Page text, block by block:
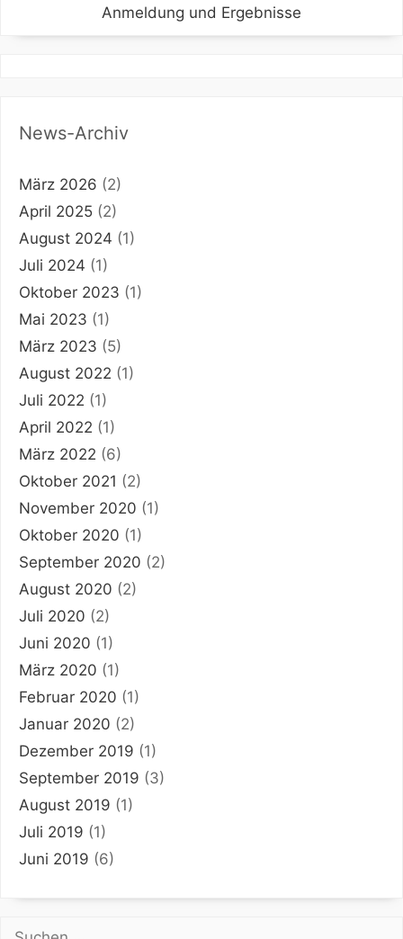
Anmeldung und Ergebnisse
News-Archiv
März 2026 (2)
April 2025 (2)
August 2024 (1)
Juli 2024 (1)
Oktober 2023 (1)
Mai 2023 (1)
März 2023 (5)
August 2022 (1)
Juli 2022 (1)
April 2022 (1)
März 2022 (6)
Oktober 2021 (2)
November 2020 (1)
Oktober 2020 (1)
September 2020 (2)
August 2020 (2)
Juli 2020 (2)
Juni 2020 (1)
März 2020 (1)
Februar 2020 (1)
Januar 2020 (2)
Dezember 2019 (1)
September 2019 (3)
August 2019 (1)
Juli 2019 (1)
Juni 2019 (6)
Suchen